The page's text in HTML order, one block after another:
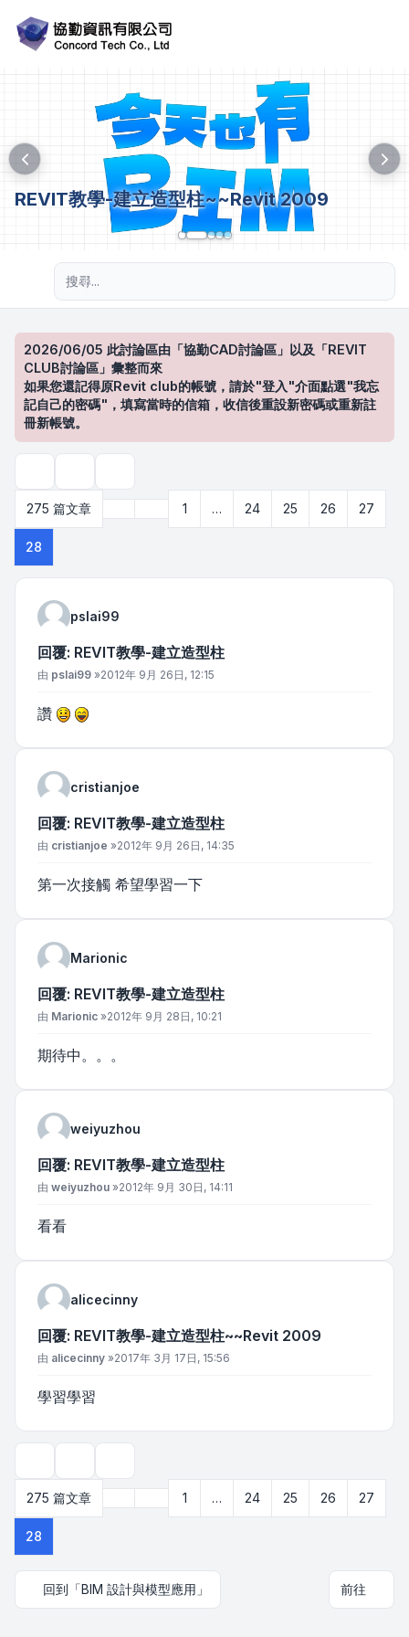
REVIT教學-建立造型柱~~Revit 2009
2026/06/05 此討論區由「協勤CAD討論區」以及「REVIT
CLUB討論區」彙整而來
如果您還記得原Revit club的帳號，請於"登入"介面點選"我忘
記自己的密碼"，填寫當時的信箱，收信後重設新密碼或重新註
冊新帳號。
275 篇文章
第28頁 (共 頁)
上一頁1 … 24 25 26 27
28
pslai99
回覆: REVIT教學-建立造型柱
文章
由 pslai99 »2012年 9月 26日, 12:15
讚
cristianjoe
回覆: REVIT教學-建立造型柱
文章
由 cristianjoe »2012年 9月 26日, 14:35
第一次接觸 希望學習一下
Marionic
回覆: REVIT教學-建立造型柱
文章
由 Marionic »2012年 9月 28日, 10:21
期待中。。。
weiyuzhou
回覆: REVIT教學-建立造型柱
文章
由 weiyuzhou »2012年 9月 30日, 14:11
看看
alicecinny
回覆: REVIT教學-建立造型柱~~Revit 2009
文章
由 alicecinny »2017年 3月 17日, 15:56
學習學習
275 篇文章
第28頁 (共 頁)
上一頁1 … 24 25 26 27
28
回到「BIM 設計與模型應用」 前往